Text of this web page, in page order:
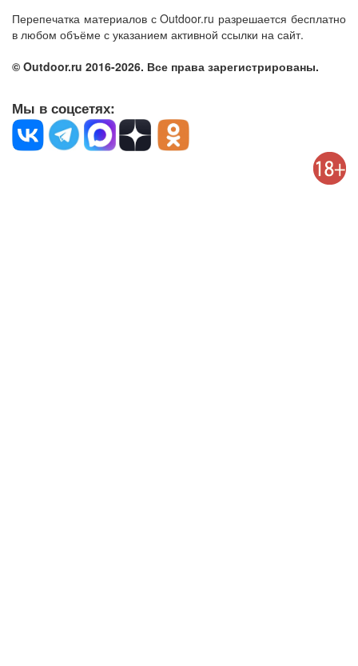
Перепечатка материалов с Outdoor.ru разрешается бесплатно
в любом объёме с указанием активной ссылки на сайт.
© Outdoor.ru 2016-2026. Все права зарегистрированы.
Мы в соцсетях: